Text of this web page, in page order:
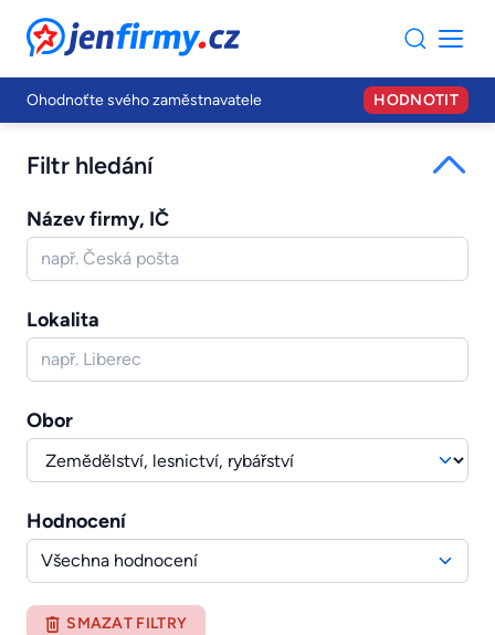
JenFirmy.cz
Ohodnoťte svého zaměstnavatele HODNOTIT
Filtr hledání
Název firmy, IČ
Lokalita
Obor
Hodnocení
Všechna hodnocení
SMAZAT FILTRY